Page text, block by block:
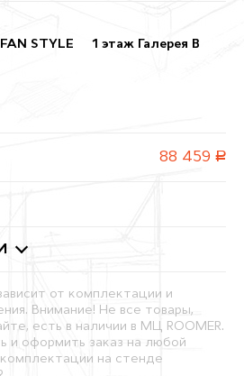
STYLE 1 этаж Галерея B
88 459 руб.
от комплектации и
Внимание! Не все товары,
есть в наличии в МЦ ROOMER.
и оформить заказ на любой
на стенде